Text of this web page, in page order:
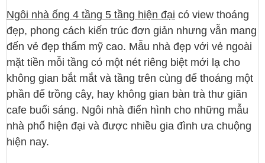
Ngôi nhà ống 4 tầng 5 tầng hiện đại có view thoáng
đẹp, phong cách kiến trúc đơn giản nhưng vẫn mang
đến vẻ đẹp thẩm mỹ cao. Mẫu nhà đẹp với vẻ ngoài
mặt tiền mỗi tầng có một nét riêng biệt mới lạ cho
không gian bắt mắt và tầng trên cùng để thoáng một
phần để trồng cây, hay không gian bàn trà thư giãn
cafe buổi sáng. Ngôi nhà điển hình cho những mẫu
nhà phố hiện đại và được nhiều gia đình ưa chuộng
hiện nay.